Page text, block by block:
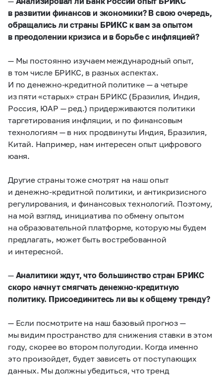
в развитии финансов и экономики? В свою очередь,
обращались ли страны БРИКС к вам за опытом
в преодолении кризиса и в борьбе с инфляцией?
— Мы постоянно изучаем международный опыт,
в том числе БРИКС, в разных аспектах.
И по денежно-кредитной политике — а четыре
из пяти «старых» стран БРИКС (Бразилия, Индия,
Россия, ЮАР — ред.) придерживаются политики
таргетирования инфляции, и по финансовым
технологиям — в них продвинуты Индия, Бразилия,
Китай. Например, нам интересен опыт цифрового
юаня.
Другие страны тоже смотрят на наш опыт
и денежно-кредитной политики, и антикризисного
регулирования, и финансовых технологий. Поэтому,
на мой взгляд, инициатива по обмену опытом
на образовательной платформе, которую мы будем
предлагать, может быть востребованной
и интересной.
— Аналитики ждут, что большинство стран БРИКС
скоро начнут смягчать денежно-кредитную
политику. Присоединитесь ли вы к общему тренду?
— Если посмотрите на наш базовый прогноз —
мы видим пространство для снижения ставки в этом
году, скорее во втором полугодии. Когда именно
это произойдет, будет зависеть от поступающих
данных. Мы должны убедиться, что тренд